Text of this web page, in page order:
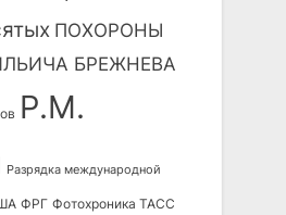
ПОХОРОНЫ
БРЕЖНЕВА
Р.М.
Разрядка международной
ФРГ Фотохроника ТАСС